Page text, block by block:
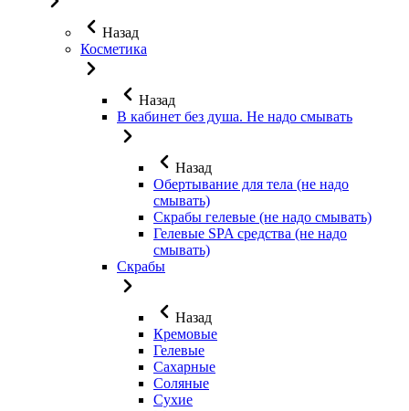
Назад
Косметика
Назад
В кабинет без душа. Не надо смывать
Назад
Обертывание для тела (не надо
смывать)
Скрабы гелевые (не надо смывать)
Гелевые SPA средства (не надо
смывать)
Скрабы
Назад
Кремовые
Гелевые
Сахарные
Соляные
Сухие